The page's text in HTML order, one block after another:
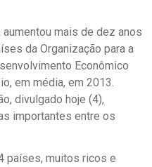
mais de dez anos
da Organização para a
Econômico
em média, em 2013.
divulgado hoje (4),
importantes entre os
países, muitos ricos e